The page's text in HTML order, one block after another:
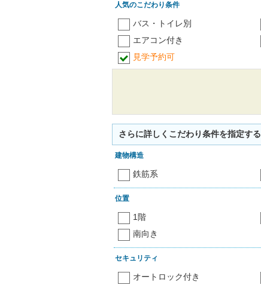
人気のこだわり条件
バス・トイレ別
エアコン付き
見学予約可
さらに詳しくこだわり条件を指定する
建物構造
鉄筋系
位置
1階
南向き
セキュリティ
オートロック付き